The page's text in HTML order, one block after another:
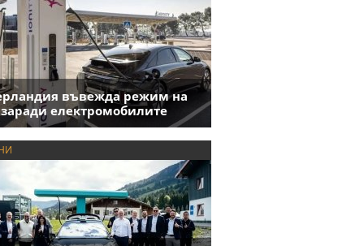
въвежда режим на
заради електромобилите